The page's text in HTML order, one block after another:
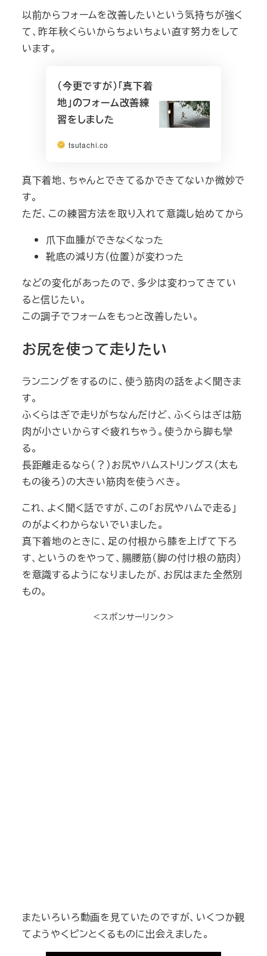
以前からフォームを改善したいという気持ちが強く
て、昨年秋くらいからちょいちょい直す努力をして
います。
（今更ですが）「真下着
地」のフォーム改善練
習をしました
tsutachi.co
真下着地、ちゃんとできてるかできてないか微妙で
す。
ただ、この練習方法を取り入れて意識し始めてから
爪下血腫ができなくなった
靴底の減り方（位置）が変わった
などの変化があったので、多少は変わってきてい
ると信じたい。
この調子でフォームをもっと改善したい。
お尻を使って走りたい
ランニングをするのに、使う筋肉の話をよく聞きま
す。
ふくらはぎで走りがちなんだけど、ふくらはぎは筋
肉が小さいからすぐ疲れちゃう。使うから脚も攣
る。
長距離走るなら（？）お尻やハムストリングス（太も
もの後ろ）の大きい筋肉を使うべき。
これ、よく聞く話ですが、この「お尻やハムで走る」
のがよくわからないでいました。
真下着地のときに、足の付根から膝を上げて下ろ
す、というのをやって、腸腰筋（脚の付け根の筋肉）
を意識するようになりましたが、お尻はまた全然別
もの。
＜スポンサーリンク＞
またいろいろ動画を見ていたのですが、いくつか観
てようやくピンとくるものに出会えました。